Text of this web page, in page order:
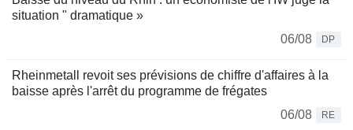
situation " dramatique »
06/08
DP
Rheinmetall revoit ses prévisions de chiffre d'affaires à la
baisse après l'arrêt du programme de frégates
06/08
RE